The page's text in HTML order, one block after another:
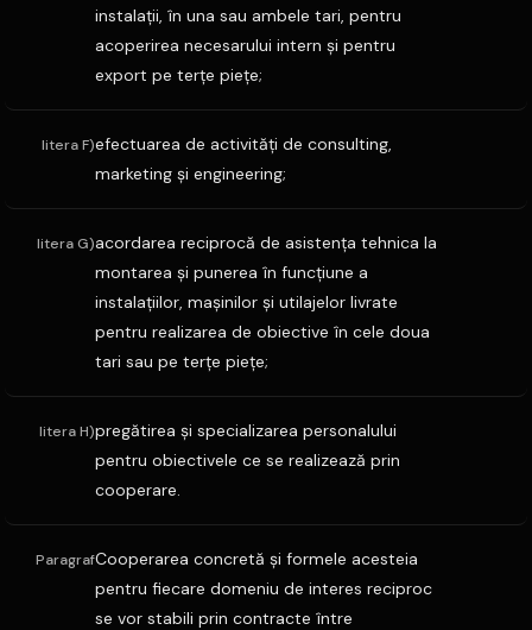
instalaţii, în una sau ambele tari, pentru
acoperirea necesarului intern şi pentru
export pe terţe pieţe;
litera F)efectuarea de activităţi de consulting,
marketing şi engineering;
litera G)acordarea reciprocă de asistenţa tehnica la
montarea şi punerea în funcţiune a
instalaţiilor, maşinilor şi utilajelor livrate
pentru realizarea de obiective în cele doua
tari sau pe terţe pieţe;
litera H)pregătirea şi specializarea personalului
pentru obiectivele ce se realizează prin
cooperare.
ParagrafCooperarea concretă şi formele acesteia
pentru fiecare domeniu de interes reciproc
se vor stabili prin contracte între